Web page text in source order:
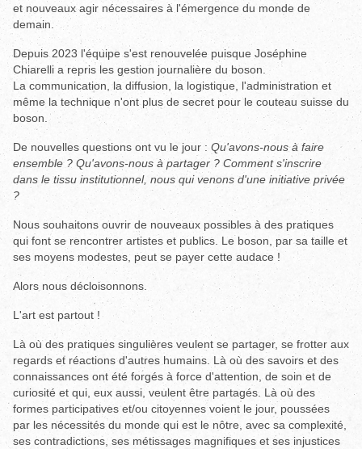
et nouveaux agir nécessaires à l'émergence du monde de
demain.
Depuis 2023 l'équipe s'est renouvelée puisque Joséphine
Chiarelli a repris les gestion journalière du boson.
La communication, la diffusion, la logistique, l'administration et
même la technique n'ont plus de secret pour le couteau suisse du
boson.
De nouvelles questions ont vu le jour : Qu'avons-nous à faire
ensemble ? Qu'avons-nous à partager ? Comment s'inscrire
dans le tissu institutionnel, nous qui venons d'une initiative privée
?
Nous souhaitons ouvrir de nouveaux possibles à des pratiques
qui font se rencontrer artistes et publics. Le boson, par sa taille et
ses moyens modestes, peut se payer cette audace !
Alors nous décloisonnons.
L'art est partout !
Là où des pratiques singulières veulent se partager, se frotter aux
regards et réactions d'autres humains. Là où des savoirs et des
connaissances ont été forgés à force d'attention, de soin et de
curiosité et qui, eux aussi, veulent être partagés. Là où des
formes participatives et/ou citoyennes voient le jour, poussées
par les nécessités du monde qui est le nôtre, avec sa complexité,
ses contradictions, ses métissages magnifiques et ses injustices